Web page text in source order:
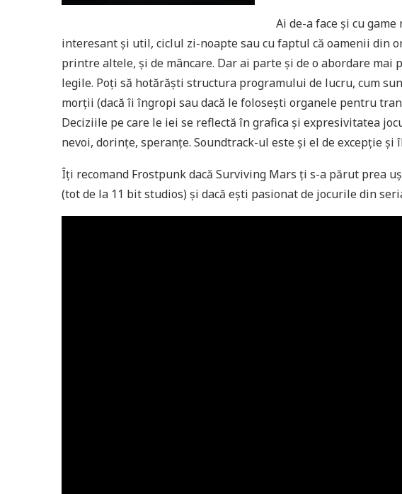
Ai de-a face și cu
interesant și util, ciclul zi-noapte sau cu faptul că oamenii din
printre altele, și de mâncare. Dar ai parte și de o abordare
legile. Poți să hotărăști structura programului de lucru, cum
morții (dacă îi îngropi sau dacă le folosești organele pentru
Deciziile pe care le iei se reflectă în grafica și expresivitatea
nevoi, dorințe, speranțe. Soundtrack-ul este și el de excepție și
Îți recomand Frostpunk dacă Surviving Mars ți s-a părut prea
(tot de la 11 bit studios) și dacă ești pasionat de jocurile din